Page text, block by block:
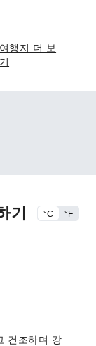
여행지 더 보
기
기
°C °F
건조하며 강